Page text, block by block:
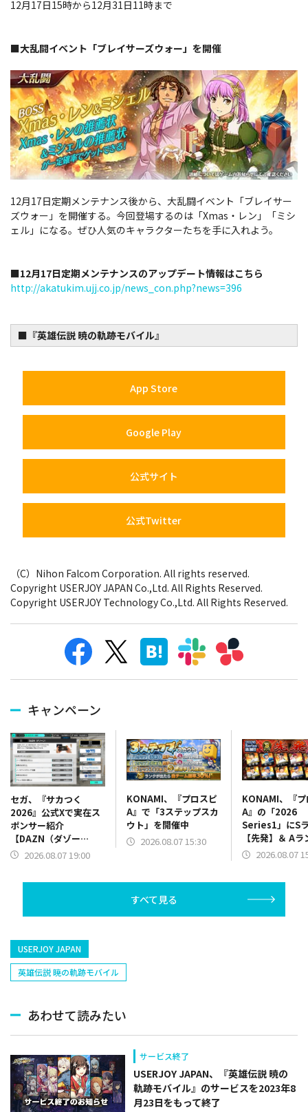
12月17日15時から12月31日11時まで
■大乱闘イベント「ブレイサーズウォー」を開催
12月17日定期メンテナンス後から、大乱闘イベント「ブレイサー
ズウォー」を開催する。今回登場するのは「Xmas・レン」「ミシ
ェル」になる。ぜひ人気のキャラクターたちを手に入れよう。
■12月17日定期メンテナンスのアップデート情報はこちら
http://akatukim.ujj.co.jp/news_con.php?news=396
■『英雄伝説 暁の軌跡モバイル』​
App Store
Google Play
公式サイト
公式Twitter
（C）Nihon Falcom Corporation. All rights reserved.
Copyright USERJOY JAPAN Co.,Ltd. All Rights Reserved.
Copyright USERJOY Technology Co.,Ltd. All Rights Reserved.
キャンペーン
セガ、『サカつく
2026』公式Xで実在ス
ポンサー紹介
【DAZN（ダゾー
ン）】篇をポスト
2026.08.07 19:00
KONAMI、『プロスピ
A』で「3ステップスカ
ウト」を開催中
2026.08.07 15:30
KONAMI、『
A』の「2026
Series1」にS
【先発】＆ Aラ
【野手】新登
塁手)、持丸泰
捕手)など
2026.08.07
すべて見る
USERJOY JAPAN
英雄伝説 暁の軌跡モバイル
あわせて読みたい
サービス終了
USERJOY JAPAN、『英雄伝説 暁の
軌跡モバイル』のサービスを2023年8
月23日をもって終了